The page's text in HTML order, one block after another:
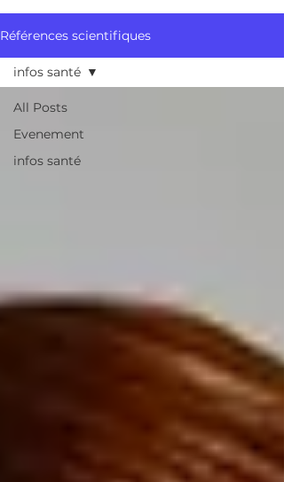
Références scientifiques
All Posts
Evenement
infos santé
infos santé